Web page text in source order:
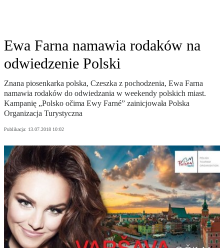
Ewa Farna namawia rodaków na
odwiedzenie Polski
Znana piosenkarka polska, Czeszka z pochodzenia, Ewa Farna
namawia rodaków do odwiedzania w weekendy polskich miast.
Kampanię „Polsko očima Ewy Farné” zainicjowała Polska
Organizacja Turystyczna
Publikacja: 13.07.2018 10:02